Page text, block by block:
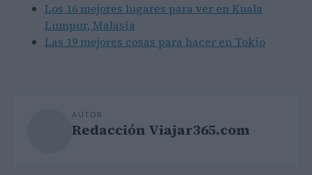
Los 16 mejores lugares para ver en Kuala
Lumpur, Malasia
Las 19 mejores cosas para hacer en Tokio
AUTOR
Redacción Viajar365.com